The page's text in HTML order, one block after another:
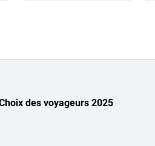
des voyageurs 2025